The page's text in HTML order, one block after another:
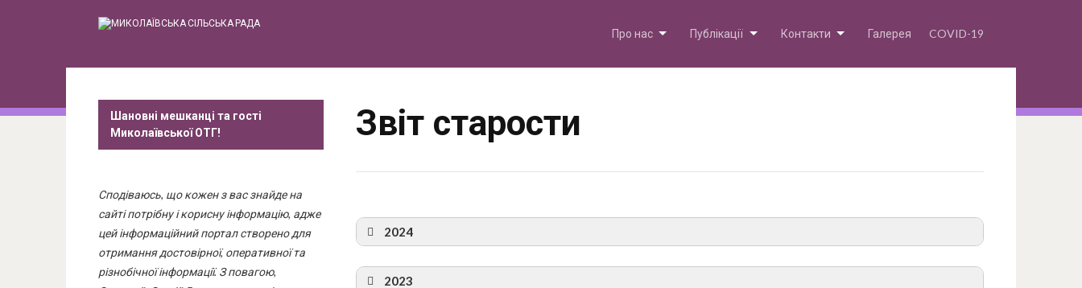
Про нас Публікації Контакти Галерея COVID-19
Звіт старости
2024
2023
Шановні мешканці та гості
Миколаївської ОТГ!
Сподіваюсь, що кожен з вас знайде на
сайті потрібну і корисну інформацію, адже
цей інформаційний портал створено для
отримання достовірної, оперативної та
різнобічної інформації. З повагою,